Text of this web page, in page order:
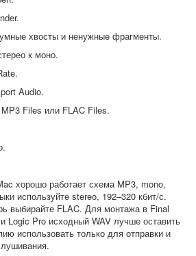
хвосты и ненужные фрагменты.
к моно.
Audio.
Files или FLAC Files.
хорошо работает схема MP3, mono,
используйте stereo, 192–320 кбит/с.
выбирайте FLAC. Для монтажа в Final
Logic Pro исходный WAV лучше оставить
использовать только для отправки и